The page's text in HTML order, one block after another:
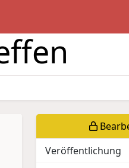
Veröffentlichung